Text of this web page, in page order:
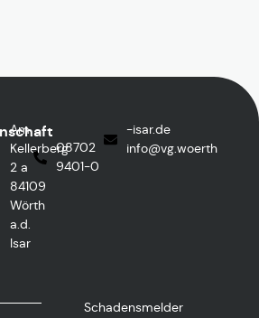
Am
Kellerberg
2 a
84109
Wörth
a.d.
Isar
08702
9401-0
ed.rasi-
htreow.gv
@ofni
Schadensmelder